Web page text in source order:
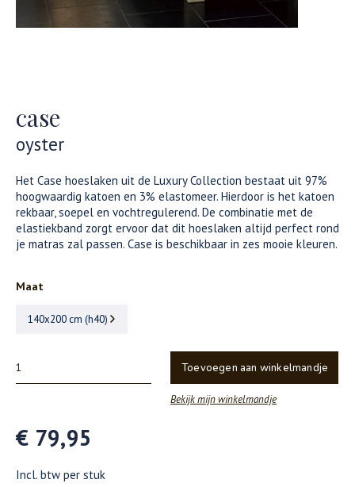
case
oyster
Het Case hoeslaken uit de Luxury Collection bestaat uit 97%
hoogwaardig katoen en 3% elastomeer. Hierdoor is het katoen
rekbaar, soepel en vochtregulerend. De combinatie met de
elastiekband zorgt ervoor dat dit hoeslaken altijd perfect rond
je matras zal passen. Case is beschikbaar in zes mooie kleuren.
Maat
140x200 cm (h40)
Toevoegen aan winkelmandje
Bekijk mijn winkelmandje
€ 79,95
Incl. btw per stuk